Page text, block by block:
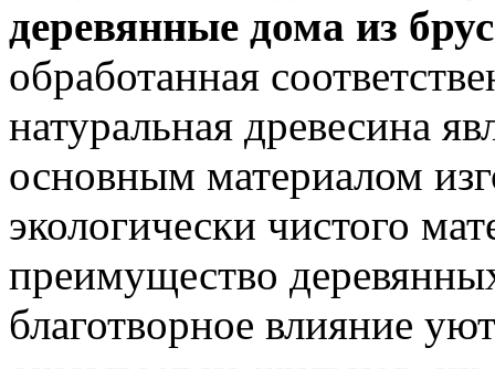
деревянные дома из
обработанная
натуральная древесина
основным материалом
экологически чистого
преимущество
благотворное влияние